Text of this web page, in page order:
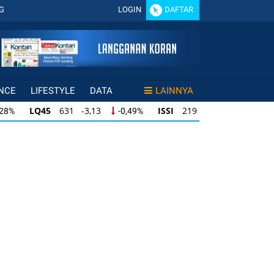
LOGIN DAFTAR
LIFESTYLE DATA LAINNYA
LQ45 631 -3,13 -0,49% ISSI 219 -0,63
LQ45 631 -3,13 -0,49% ISSI 219 -0,63